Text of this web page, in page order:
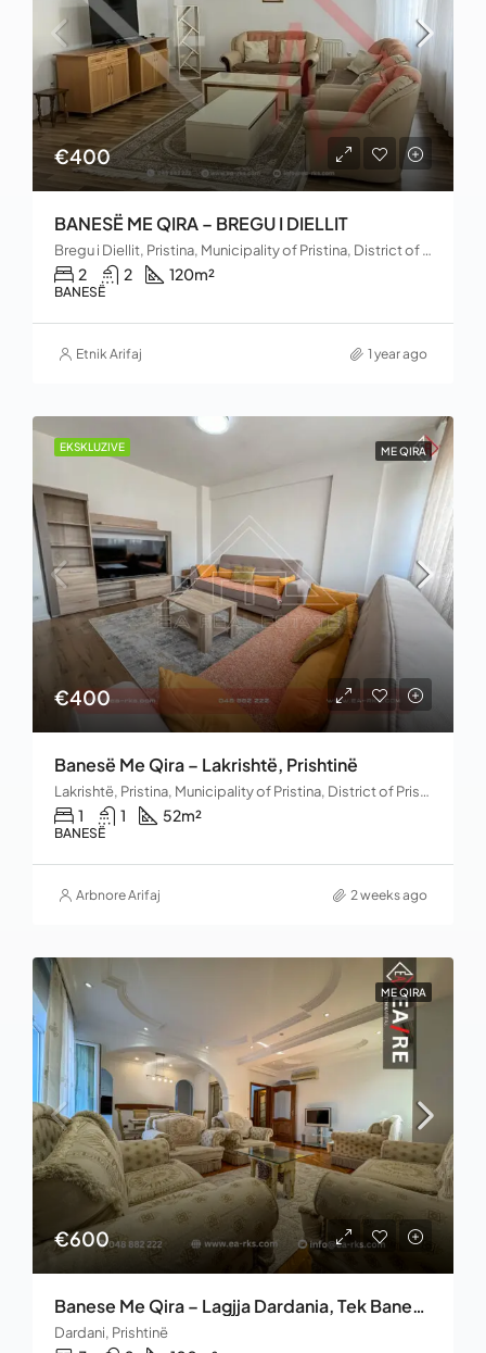
€400
BANESË ME QIRA – BREGU I DIELLIT
Bregu i Diellit, Pristina, Municipality of Pristina, District of Prishtina, 10060, Kosovo
2 2 120m²
BANESË
Etnik Arifaj 1 year ago
EKSKLUZIVE ME QIRA
€400
Banesë Me Qira – Lakrishtë, Prishtinë
Lakrishtë, Pristina, Municipality of Pristina, District of Prishtina, Kosovo
1 1 52m²
BANESË
Arbnore Arifaj 2 weeks ago
ME QIRA
€600
Banese Me Qira – Lagjja Dardania, Tek Banesat E Profesorëve
Dardani, Prishtinë